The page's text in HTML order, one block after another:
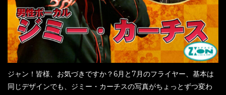
ジャン！皆様、お気づきですか？6月と7月のフライヤー、基本は
同じデザインでも、ジミー・カーチスの写真がちょっとずつ変わ